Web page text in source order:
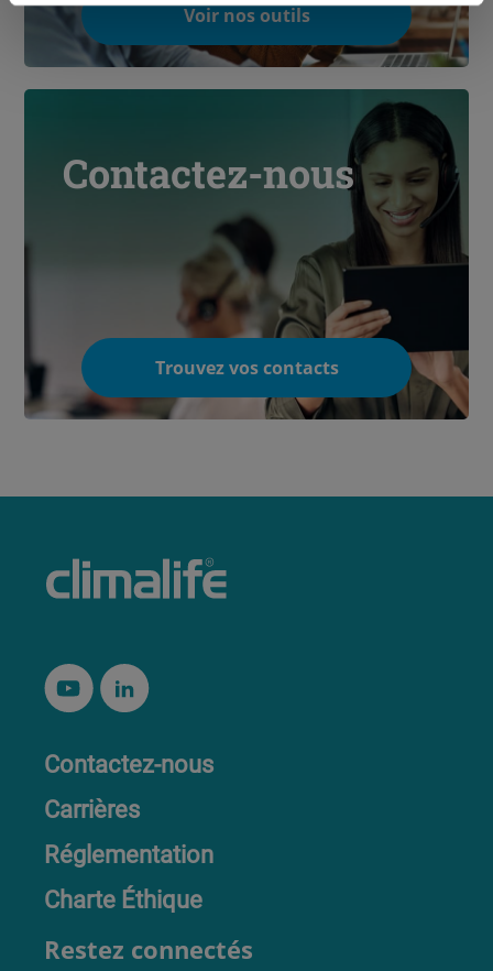
Voir nos outils
Contactez-nous
Trouvez vos contacts
Contactez-nous
Carrières
Réglementation
Charte Éthique
Restez connectés